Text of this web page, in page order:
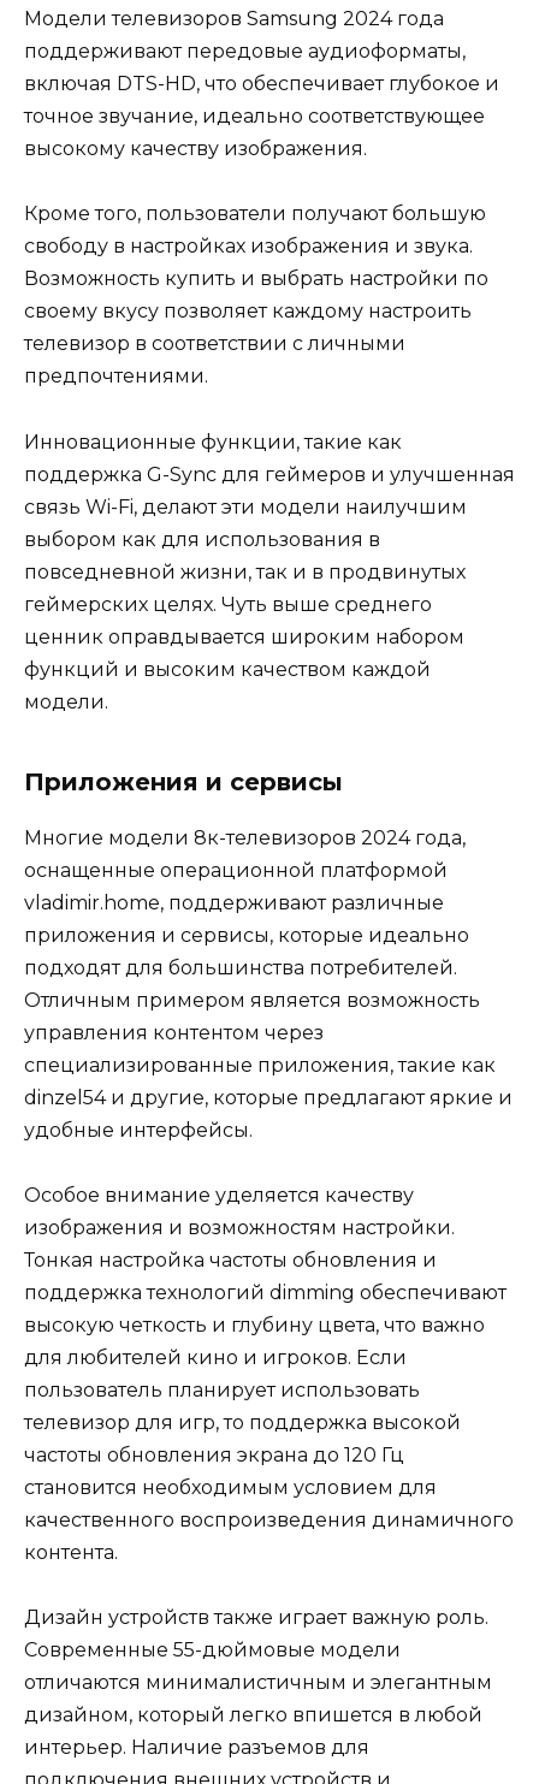
Модели телевизоров Samsung 2024 года
поддерживают передовые аудиоформаты,
включая DTS-HD, что обеспечивает глубокое и
точное звучание, идеально соответствующее
высокому качеству изображения.
Кроме того, пользователи получают большую
свободу в настройках изображения и звука.
Возможность купить и выбрать настройки по
своему вкусу позволяет каждому настроить
телевизор в соответствии с личными
предпочтениями.
Инновационные функции, такие как
поддержка G-Sync для геймеров и улучшенная
связь Wi-Fi, делают эти модели наилучшим
выбором как для использования в
повседневной жизни, так и в продвинутых
геймерских целях. Чуть выше среднего
ценник оправдывается широким набором
функций и высоким качеством каждой
модели.
Приложения и сервисы
Многие модели 8к-телевизоров 2024 года,
оснащенные операционной платформой
vladimir.home, поддерживают различные
приложения и сервисы, которые идеально
подходят для большинства потребителей.
Отличным примером является возможность
управления контентом через
специализированные приложения, такие как
dinzel54 и другие, которые предлагают яркие и
удобные интерфейсы.
Особое внимание уделяется качеству
изображения и возможностям настройки.
Тонкая настройка частоты обновления и
поддержка технологий dimming обеспечивают
высокую четкость и глубину цвета, что важно
для любителей кино и игроков. Если
пользователь планирует использовать
телевизор для игр, то поддержка высокой
частоты обновления экрана до 120 Гц
становится необходимым условием для
качественного воспроизведения динамичного
контента.
Дизайн устройств также играет важную роль.
Современные 55-дюймовые модели
отличаются минималистичным и элегантным
дизайном, который легко впишется в любой
интерьер. Наличие разъемов для